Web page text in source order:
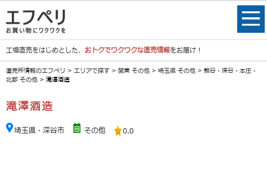
工場直売をはじめとした、 おトクでワクワクな直売情報をお届け！
直売所情報のエフペリ > エリアで探す > 関東 その他 > 埼玉県 その他 > 熊谷・深谷・本庄・
北部 その他 > 滝澤酒造
滝澤酒造
埼玉県・深谷市 その他 0.0